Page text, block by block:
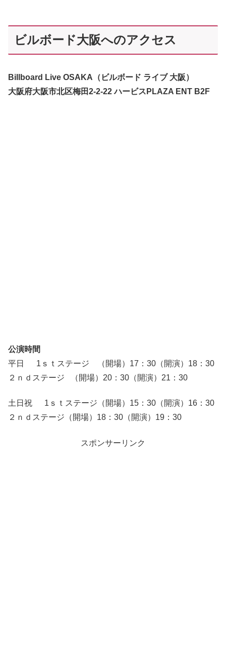
ビルボード大阪へのアクセス
Billboard Live OSAKA（ビルボード ライブ 大阪）
大阪府大阪市北区梅田2-2-22 ハービスPLAZA ENT B2F
公演時間
平日 1ｓｔステージ （開場）17：30（開演）18：30
２ｎｄステージ （開場）20：30（開演）21：30
土日祝 1ｓｔステージ（開場）15：30（開演）16：30
２ｎｄステージ（開場）18：30（開演）19：30
スポンサーリンク